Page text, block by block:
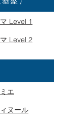
マ Level 1
マ Level 2
エ
ィヌール